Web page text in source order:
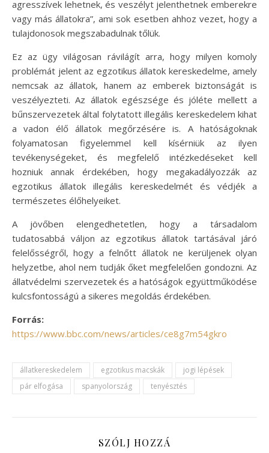
agresszívek lehetnek, és veszélyt jelenthetnek emberekre
vagy más állatokra”, ami sok esetben ahhoz vezet, hogy a
tulajdonosok megszabadulnak tőlük.
Ez az ügy világosan rávilágít arra, hogy milyen komoly
problémát jelent az egzotikus állatok kereskedelme, amely
nemcsak az állatok, hanem az emberek biztonságát is
veszélyezteti. Az állatok egészsége és jóléte mellett a
bűnszervezetek által folytatott illegális kereskedelem kihat
a vadon élő állatok megőrzésére is. A hatóságoknak
folyamatosan figyelemmel kell kísérniük az ilyen
tevékenységeket, és megfelelő intézkedéseket kell
hozniuk annak érdekében, hogy megakadályozzák az
egzotikus állatok illegális kereskedelmét és védjék a
természetes élőhelyeiket.
A jövőben elengedhetetlen, hogy a társadalom
tudatosabbá váljon az egzotikus állatok tartásával járó
felelősségről, hogy a felnőtt állatok ne kerüljenek olyan
helyzetbe, ahol nem tudják őket megfelelően gondozni. Az
állatvédelmi szervezetek és a hatóságok együttműködése
kulcsfontosságú a sikeres megoldás érdekében.
Forrás:
https://www.bbc.com/news/articles/ce8g7m54gkro
állatkereskedelem egzotikus macskák
jogi lépések
pár elfogása
spanyolország tenyésztés
SZÓLJ HOZZÁ